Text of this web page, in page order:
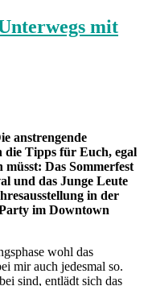
mit
anstrengende
die Tipps für Euch, egal
Das Sommerfest
und das Junge Leute
in der
im Downtown
wohl das
mir auch jedesmal so.
sind, entlädt sich das